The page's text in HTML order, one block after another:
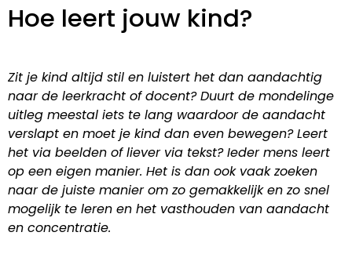
Hoe leert jouw kind?
Zit je kind altijd stil en luistert het dan aandachtig
naar de leerkracht of docent? Duurt de mondelinge
uitleg meestal iets te lang waardoor de aandacht
verslapt en moet je kind dan even bewegen? Leert
het via beelden of liever via tekst? Ieder mens leert
op een eigen manier. Het is dan ook vaak zoeken
naar de juiste manier om zo gemakkelijk en zo snel
mogelijk te leren en het vasthouden van aandacht
en concentratie.